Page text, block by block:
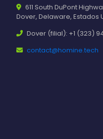
611 South DuPont
Dover, Delaware, Estados
Dover (filial): +1 (323)
contact@homine.tech